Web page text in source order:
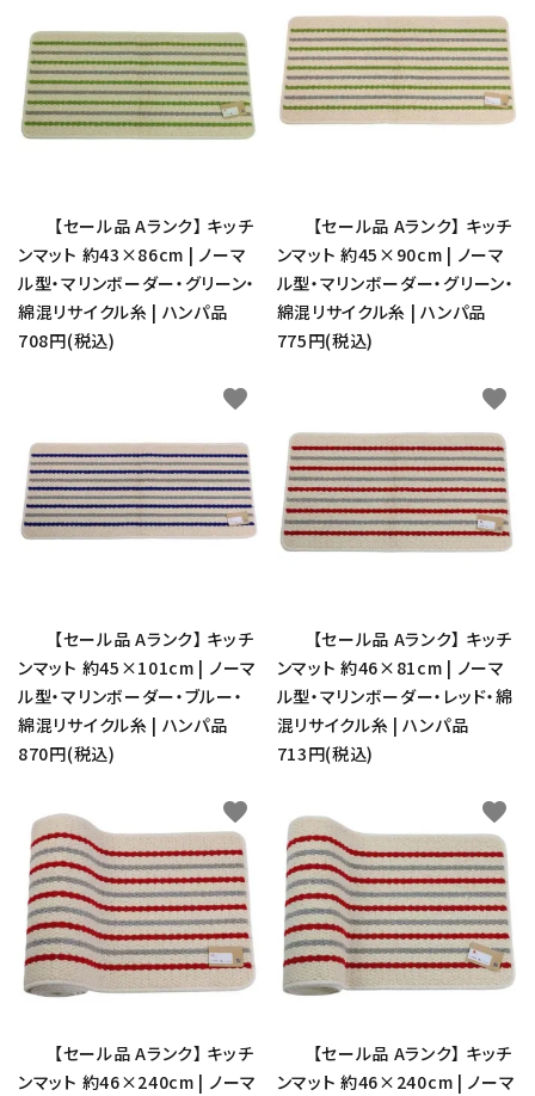
【セール品 Aランク】 キッチ
ンマット 約43×86cm | ノーマ
ル型・マリンボーダー・グリーン・
綿混リサイクル糸 | ハンパ品
708円(税込)
【セール品 Aランク】 キッチ
ンマット 約45×90cm | ノーマ
ル型・マリンボーダー・グリーン・
綿混リサイクル糸 | ハンパ品
775円(税込)
【セール品 Aランク】 キッチ
ンマット 約45×101cm | ノーマ
ル型・マリンボーダー・ブルー・
綿混リサイクル糸 | ハンパ品
870円(税込)
favorite
【セール品 Aランク】 キッチ
ンマット 約46×81cm | ノーマ
ル型・マリンボーダー・レッド・綿
混リサイクル糸 | ハンパ品
713円(税込)
favorite
【セール品 Aランク】 キッチ
ンマット 約46×240cm | ノーマ
favorite
【セール品 Aランク】 キッチ
ンマット 約46×240cm | ノーマ
favorite